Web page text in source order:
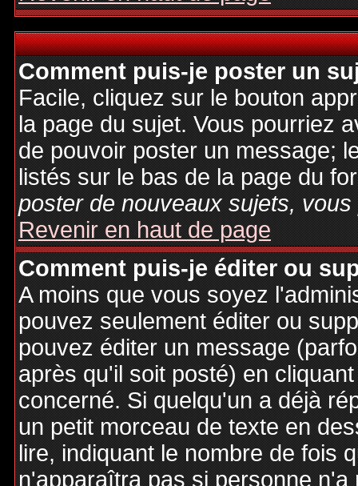
Comment puis-je poster un
Facile, cliquez sur le bouton
la page du sujet. Vous pourriez
de pouvoir poster un message;
listés sur le bas de la page du
poster de nouveaux sujets,
Revenir en haut de page
Comment puis-je éditer ou
A moins que vous soyez
pouvez seulement éditer ou
pouvez éditer un message
après qu'il soit posté) en
concerné. Si quelqu'un a déjà
un petit morceau de texte en
lire, indiquant le nombre de fois
n'apparaîtra pas si personne